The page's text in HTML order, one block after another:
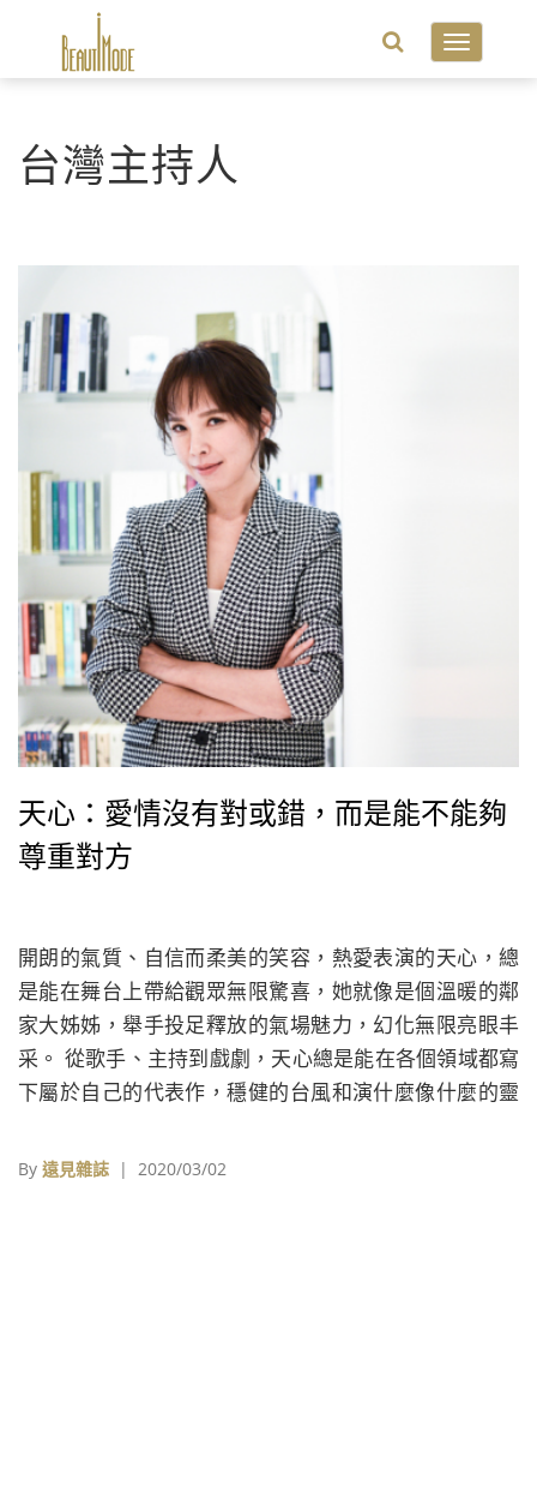
Toggle
台灣主持人
天心：愛情沒有對或錯，而是能不能夠
尊重對方
開朗的氣質、自信而柔美的笑容，熱愛表演的天心，總
是能在舞台上帶給觀眾無限驚喜，她就像是個溫暖的鄰
家大姊姊，舉手投足釋放的氣場魅力，幻化無限亮眼丰
采。 從歌手、主持到戲劇，天心總是能在各個領域都寫
下屬於自己的代表作，穩健的台風和演什麼像什麼的靈
片奪下金鐘獎最佳女主角，那年的她，不僅擊敗呼聲最
By 遠見雜誌 | 2020/03/02